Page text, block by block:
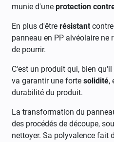
munie d'une protection
En plus d'être résistant
panneau en PP alvéolaire ne
de pourrir.
C'est un produit qui, bien
va garantir une forte solidité,
durabilité du produit.
La transformation du
des procédés de découpe,
nettoyer. Sa polyvalence fait